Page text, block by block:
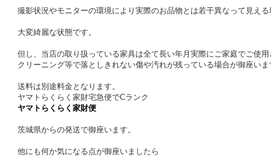
撮影状況やモニターの環境により実際のお品物とは若干異なって見え
大変綺麗な状態です。
但し、当店の取り扱っている家具は全て長い年月実際にご家庭でご使
クリーニング等で落としきれない傷や汚れが残っている場合が御座い
送料は別途料金となります。
ヤマトらくらく家財宅急便でCランク
ヤマトらくらく家財便
茨城県からの発送で御座います。
他にも何か気になる点が御座いましたら